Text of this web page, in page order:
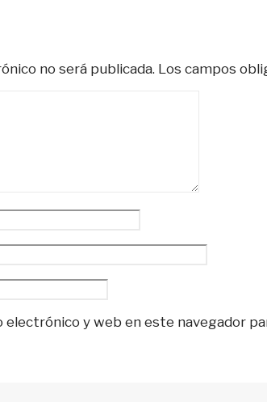
no será publicada. Los campos
electrónico y web en este navegador